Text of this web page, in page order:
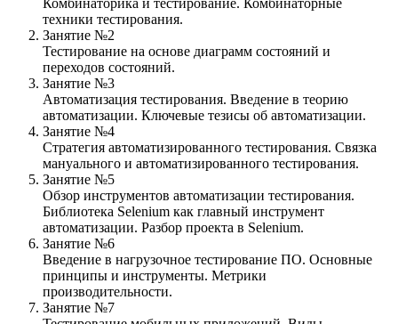
техники тестирования.
Занятие №2
Тестирование на основе диаграмм состояний и
переходов состояний.
Занятие №3
Автоматизация тестирования. Введение в теорию
автоматизации. Ключевые тезисы об автоматизации.
Занятие №4
Стратегия автоматизированного тестирования. Связка
мануального и автоматизированного тестирования.
Занятие №5
Обзор инструментов автоматизации тестирования.
Библиотека Selenium как главный инструмент
автоматизации. Разбор проекта в Selenium.
Занятие №6
Введение в нагрузочное тестирование ПО. Основные
принципы и инструменты. Метрики
производительности.
Занятие №7